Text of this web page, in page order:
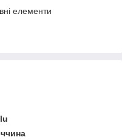
елементи